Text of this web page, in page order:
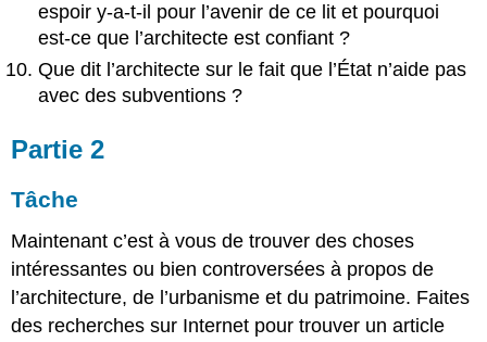
espoir y-a-t-il pour l’avenir de ce lit et pourquoi
est-ce que l’architecte est confiant ?
Que dit l’architecte sur le fait que l’État n’aide pas
avec des subventions ?
Partie 2
Tâche
Maintenant c’est à vous de trouver des choses
intéressantes ou bien controversées à propos de
l’architecture, de l’urbanisme et du patrimoine. Faites
des recherches sur Internet pour trouver un article